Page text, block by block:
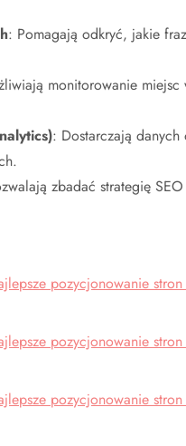
: Pomagają odkryć, jakie
monitorowanie miejsc
: Dostarczają danych
zbadać strategię
pozycjonowanie stron
pozycjonowanie
pozycjonowanie